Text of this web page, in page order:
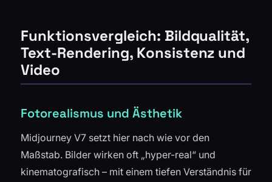
Funktionsvergleich: Bildqualität,
Text-Rendering, Konsistenz und
Video
Fotorealismus und Ästhetik
Midjourney V7 setzt hier nach wie vor den
Maßstab. Bilder wirken oft „hyper-real“ und
kinematografisch – mit einem tiefen Verständnis für